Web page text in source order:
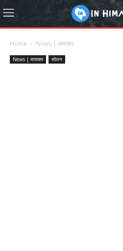
Home News | समाचार
News | समाचार सोलन